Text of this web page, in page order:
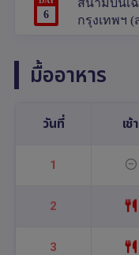
6
กรุงเทพฯ
มื้ออาหาร
วันที่ เช้า
1
2
3